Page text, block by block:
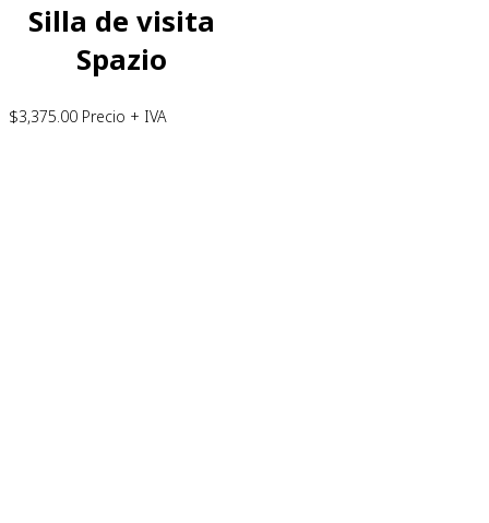
Silla de visita
Spazio
$3,375.00 Precio + IVA